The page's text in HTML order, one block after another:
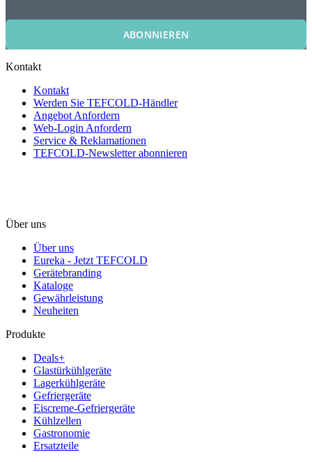
ABONNIEREN
Kontakt
Kontakt
Werden Sie TEFCOLD-Händler
Angebot Anfordern
Web-Login Anfordern
Service & Reklamationen
TEFCOLD-Newsletter abonnieren
Über uns
Über uns
Eureka - Jetzt TEFCOLD
Gerätebranding
Kataloge
Gewährleistung
Neuheiten
Produkte
Deals+
Glastürkühlgeräte
Lagerkühlgeräte
Gefriergeräte
Eiscreme-Gefriergeräte
Kühlzellen
Gastronomie
Ersatzteile